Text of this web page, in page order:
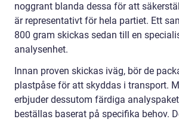
noggrant blanda dessa för att
är representativt för hela partiet. Ett
800 gram skickas sedan till en
analysenhet.
Innan proven skickas iväg, bör de
plastpåse för att skyddas i transport.
erbjuder dessutom färdiga
beställas baserat på specifika behov.